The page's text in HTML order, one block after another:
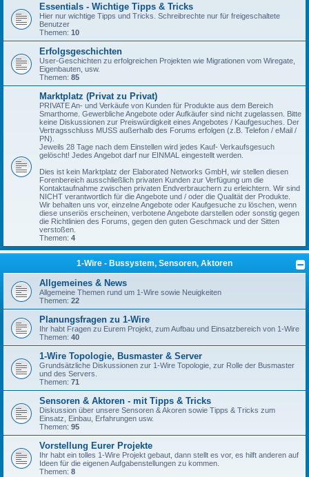
Essentials - Wichtige Tipps & Tricks
Hier nur wichtige Tipps und Tricks. Schreibrechte nur für freigeschaltete
Benutzer
Themen: 10
Erfolgsgeschichten
User-Geschichten zu erfolgreichen Projekten wie Migrationen vom Wiregate,
Eigenbauten, usw.
Themen: 85
Marktplatz (Privat zu Privat)
PRIVATE An- und Verkäufe von Kunden für Produkte aus dem Bereich
Smarthome. Gewerbliche Angebote oder Aufkäufer sind nicht zugelassen. Bitte
keine Diskussionen zur Preiswürdigkeit eines Angebotes / Kaufgesuches. Der
Vertragsschluss MUSS außerhalb des Forums erfolgen (z.B. Telefon / eMail /
PN).
Jeweils 28 Tage nach dem Einstellen wird jedes Kauf- Verkaufsgesuch
gelöscht! Jedes Angebot darf nur EINMAL eingestellt werden.
Dies ist kein Marktplatz der Elaborated Networks GmbH, wir stellen diesen
Forenbereich ausschließlich privaten Kunden zur Verfügung um die
Kontaktaufnahme zwischen privaten Endverbrauchern zu erleichtern. Wir sind
NICHT verantwortlich für die Angebote und / oder die Qualität der Produkte.
Wir behalten uns vor, einzelne Angebote oder Kaufgesuche zu löschen, wenn
diese unseriös erscheinen, verbotene Angebote darstellen oder sonstig gegen
die Richtlinien des Forums, gegen den guten Geschmack und der Sitten
verstoßen.
Themen: 4
1-Wire - Bussystem, Sensoren, Aktoren
Allgemeines & News
Allgemeine Themen rund um 1-Wire sowie Neuigkeiten
Themen: 22
Planungsfragen zu 1-Wire
Ihr habt Fragen zu Eurem Projekt, zum Aufbau und Einsatzbereich von 1-Wire
Themen: 40
1-Wire Topologie, Busmaster & Server
Grundsätzliche Diskussionen zur 1-Wire Topologie, zur Rolle der Busmaster
und des Servers.
Themen: 71
Sensoren & Aktoren - mit Tipps & Tricks
Diskussion über unsere Sensoren & Akoren sowie Tipps & Tricks zum
Einsatz, Einbau, Erfahrungen usw.
Themen: 95
Vorstellung Eurer Projekte
Ihr habt ein tolles 1-Wire Projekt gebaut, dann stellt es vor, es hilft anderen auf
Ideen für die eigenen Aufgabenstellungen zu kommen.
Themen: 8